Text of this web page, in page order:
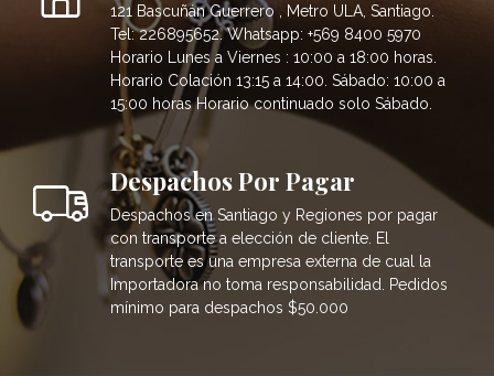
121 Bascuñán Guerrero , Metro ULA, Santiago.
Tel: 226895652. Whatsapp: +569 8400 5970
Horario Lunes a Viernes : 10:00 a 18:00 horas.
Horario Colación 13:15 a 14:00. Sábado: 10:00 a
15:00 horas Horario continuado solo Sábado.
Despachos Por Pagar
Despachos en Santiago y Regiones por pagar
con transporte a elección de cliente. El
transporte es una empresa externa de cual la
Importadora no toma responsabilidad. Pedidos
mínimo para despachos $50.000